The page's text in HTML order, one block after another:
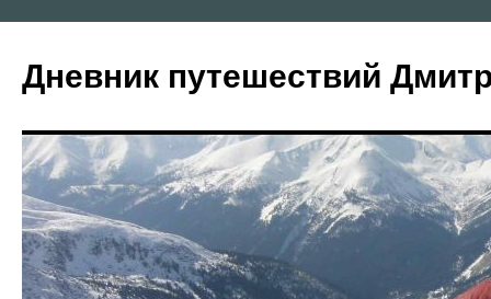
содержимому
Дневник путешествий